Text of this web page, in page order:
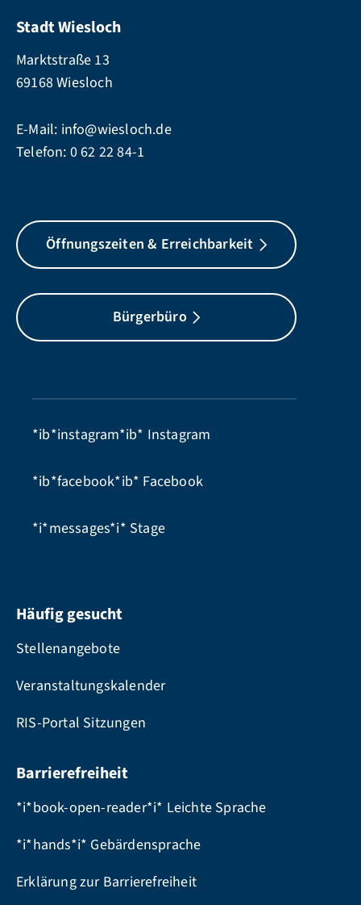
Stadt Wiesloch
Marktstraße 13
69168 Wiesloch
E-Mail: info@wiesloch.de
Telefon: 0 62 22 84-1
Öffnungszeiten & Erreichbarkeit
Bürgerbüro
*ib*instagram*ib* Instagram
*ib*facebook*ib* Facebook
*i*messages*i* Stage
Häufig gesucht
Stellenangebote
Veranstaltungskalender
RIS-Portal Sitzungen
Barrierefreiheit
*i*book-open-reader*i* Leichte Sprache
*i*hands*i* Gebärdensprache
Erklärung zur Barrierefreiheit